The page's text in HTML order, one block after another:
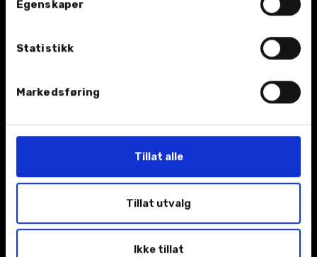
Egenskaper
Statistikk
Markedsføring
Tillat alle
Tillat utvalg
Ikke tillat
seg av hele jobben med
Vi hjelper deg med
sesongens dekkskifte.
Vi leverer et bredt
utvalg deler og tilbehør